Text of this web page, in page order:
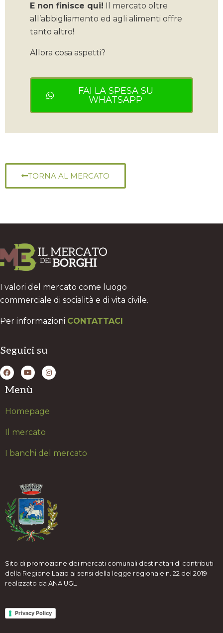
E non finisce qui! Il mercato oltre
all’abbigliamento ed agli alimenti offre
tanto altro!
Allora cosa aspetti?
FAI LA SPESA SU
WHATSAPP
TORNA AL MERCATO
I valori del mercato come luogo
commerciale di socialità e di vita civile.
Per informazioni CONTATTACI
Seguici su
Menù
H omepage
Il mercato
I banchi del mercato
Sito di promozione dei mercati comunali destinatari di contributi
della Regione Lazio ai sensi della legge regionale n. 22 del 2019
realizzato da ANA UGL
Privacy Policy